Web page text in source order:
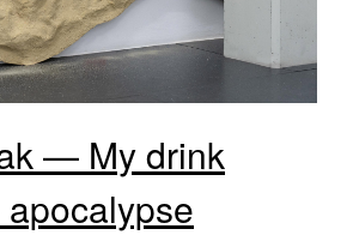
— My drink